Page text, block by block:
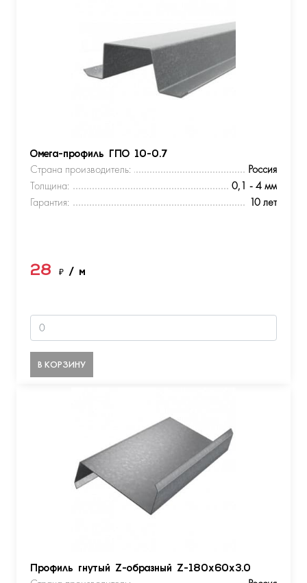
Омега-профиль ГПО 10-0.7
Страна производитель:
Россия
Толщина:
0,1 - 4 мм
Гарантия:
10 лет
28 ₽ / м
В КОРЗИНУ
Профиль гнутый Z-образный Z-180х60х3.0